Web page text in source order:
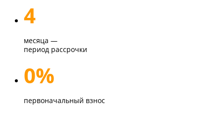
4
месяца —
период рассрочки
0%
первоначальный взнос